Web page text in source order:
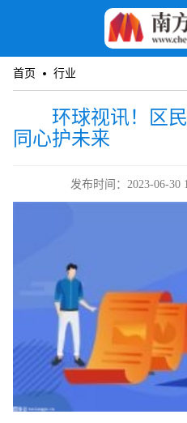
首页 行业
环球视讯！区
同心护未来
发布时间：2023-06-30